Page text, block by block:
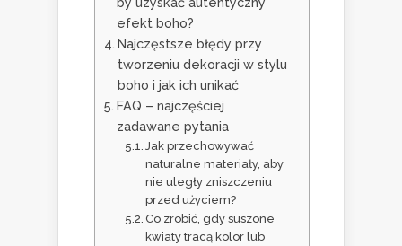
efekt boho?
Najczęstsze błędy przy
tworzeniu dekoracji w stylu
boho i jak ich unikać
FAQ – najczęściej
zadawane pytania
Jak przechowywać
naturalne materiały, aby
nie uległy zniszczeniu
przed użyciem?
Co zrobić, gdy suszone
kwiaty tracą kolor lub